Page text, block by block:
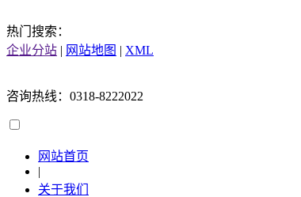
热门搜索：
企业分站 | 网站地图 | XML
咨询热线：0318-8222022
网站首页
|
关于我们